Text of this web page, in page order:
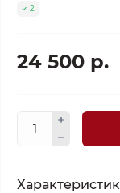
2
24 500 р.